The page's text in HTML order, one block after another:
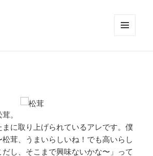
。
に取り上げられているアレです。僕
茸、うまいらしいね！でも高いらし
し、そこまで興味ないかな〜」って